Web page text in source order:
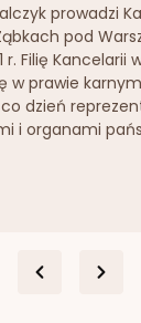
prowadzi
pod
r. Filię Kancelarii
w prawie
dzień
i organami